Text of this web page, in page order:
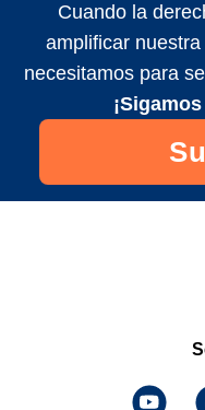
Cuando la
amplificar
necesitamos para